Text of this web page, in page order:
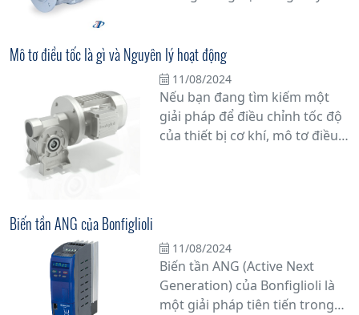
về bộ điều tốc là gì và tại sao
chúng đóng vai trò không thể
phủ nhận trong việc duy trì
hiệu suất hoạt động của động
cơ.
Mô tơ điều tốc là gì và Nguyên lý hoạt động
11/08/2024
Nếu bạn đang tìm kiếm một
giải pháp để điều chỉnh tốc độ
của thiết bị cơ khí, mô tơ điều
không? Hãy cùng chúng tôi
khám phá chi tiết hơn về vấn
đề này.
Biến tần ANG của Bonfiglioli
11/08/2024
Biến tần ANG (Active Next
Generation) của Bonfiglioli là
một giải pháp tiên tiến trong